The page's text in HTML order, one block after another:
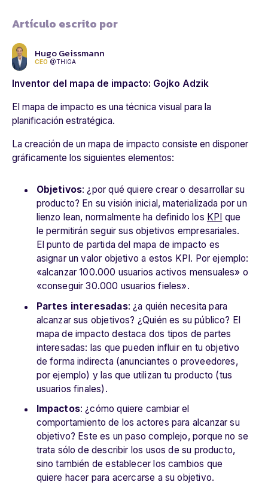
Artículo escrito por
Hugo Geissmann
CEO @THIGA
Inventor del mapa de impacto: Gojko Adzik
El mapa de impacto es una técnica visual para la
planificación estratégica.
La creación de un mapa de impacto consiste en disponer
gráficamente los siguientes elementos:
Objetivos: ¿por qué quiere crear o desarrollar su
producto? En su visión inicial, materializada por un
lienzo lean, normalmente ha definido los KPI que
le permitirán seguir sus objetivos empresariales.
El punto de partida del mapa de impacto es
asignar un valor objetivo a estos KPI. Por ejemplo:
«alcanzar 100.000 usuarios activos mensuales» o
«conseguir 30.000 usuarios fieles».
Partes interesadas: ¿a quién necesita para
alcanzar sus objetivos? ¿Quién es su público? El
mapa de impacto destaca dos tipos de partes
interesadas: las que pueden influir en tu objetivo
de forma indirecta (anunciantes o proveedores,
por ejemplo) y las que utilizan tu producto (tus
usuarios finales).
Impactos: ¿cómo quiere cambiar el
comportamiento de los actores para alcanzar su
objetivo? Este es un paso complejo, porque no se
trata sólo de describir los usos de su producto,
sino también de establecer los cambios que
quiere hacer para acercarse a su objetivo.